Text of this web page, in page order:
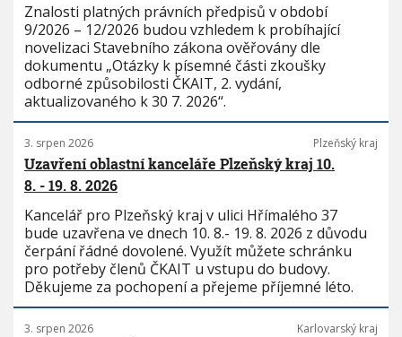
Znalosti platných právních předpisů v období
9/2026 – 12/2026 budou vzhledem k probíhající
novelizaci Stavebního zákona ověřovány dle
dokumentu „Otázky k písemné části zkoušky
odborné způsobilosti ČKAIT, 2. vydání,
aktualizovaného k 30 7. 2026“.
3. srpen 2026 Plzeňský kraj
Uzavření oblastní kanceláře Plzeňský kraj 10.
8. - 19. 8. 2026
Kancelář pro Plzeňský kraj v ulici Hřímalého 37
bude uzavřena ve dnech 10. 8.- 19. 8. 2026 z důvodu
čerpání řádné dovolené. Využít můžete schránku
pro potřeby členů ČKAIT u vstupu do budovy.
Děkujeme za pochopení a přejeme příjemné léto.
3. srpen 2026 Karlovarský kraj